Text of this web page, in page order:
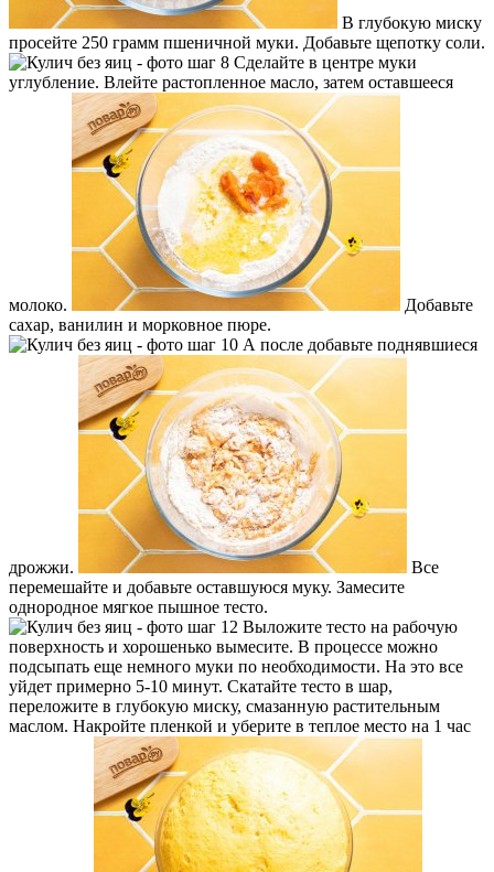
В глубокую миску
просейте 250 грамм пшеничной муки. Добавьте щепотку соли.
Сделайте в центре муки
углубление. Влейте растопленное масло, затем оставшееся
молоко.
Добавьте
сахар, ванилин и морковное пюре.
А после добавьте поднявшиеся
дрожжи.
Все
перемешайте и добавьте оставшуюся муку. Замесите
однородное мягкое пышное тесто.
Выложите тесто на рабочую
поверхность и хорошенько вымесите. В процессе можно
подсыпать еще немного муки по необходимости. На это все
уйдет примерно 5-10 минут. Скатайте тесто в шар,
переложите в глубокую миску, смазанную растительным
маслом. Накройте пленкой и уберите в теплое место на 1 час